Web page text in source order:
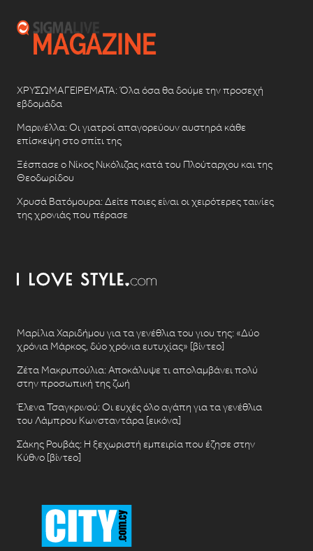
ΧΡΥΣΩΜΑΓΕΙΡΕΜΑΤΑ: Όλα όσα θα δούμε την προσεχή
εβδομάδα
Μαρινέλλα: Οι γιατροί απαγορεύουν αυστηρά κάθε
επίσκεψη στο σπίτι της
Ξέσπασε ο Νίκος Νικόλιζας κατά του Πλούταρχου και της
Θεοδωρίδου
Χρυσά Βατόμουρα: Δείτε ποιες είναι οι χειρότερες ταινίες
της χρονιάς που πέρασε
Μαρίλια Χαριδήμου για τα γενέθλια του γιου της: «Δύο
χρόνια Μάρκος, δύο χρόνια ευτυχίας» [βίντεο]
Ζέτα Μακρυπούλια: Αποκάλυψε τι απολαμβάνει πολύ
στην προσωπική της ζωή
Έλενα Τσαγκρινού: Οι ευχές όλο αγάπη για τα γενέθλια
του Λάμπρου Κωνσταντάρα [εικόνα]
Σάκης Ρουβάς: Η ξεχωριστή εμπειρία που έζησε στην
Κύθνο [βίντεο]